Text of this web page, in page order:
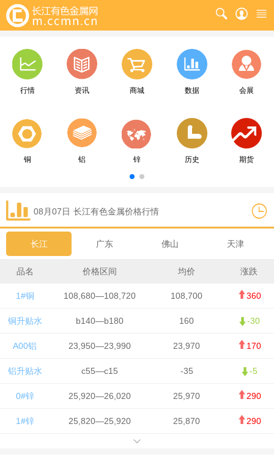
行情 资讯 商城 数据 会展
铜 铝 锌 历史 期货
08月07日 长江有色金属价格行情
长江 广东 佛山 天津
品名 价格区间 均价 涨跌
1#铜 108,680—108,720 108,700 360
铜升贴水 b140—b180 160 -30
A00铝 23,950—23,990 23,970 170
铝升贴水 c55—c15 -35 -5
0#锌 25,920—26,020 25,970 290
1#锌 25,820—25,920 25,870 290